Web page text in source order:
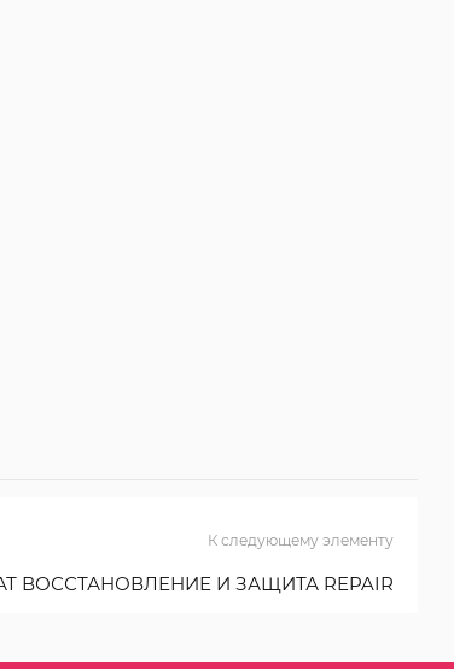
К следующему элементу
ВОССТАНОВЛЕНИЕ И ЗАЩИТА REPAIR